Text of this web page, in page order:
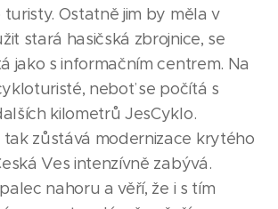
Ostatně jim by měla v
stará hasičská zbrojnice, se
jako s informačním centrem. Na
neboť se počítá s
kilometrů JesCyklo.
zůstává modernizace krytého
Ves intenzívně zabývá.
nahoru a věří, že i s tím